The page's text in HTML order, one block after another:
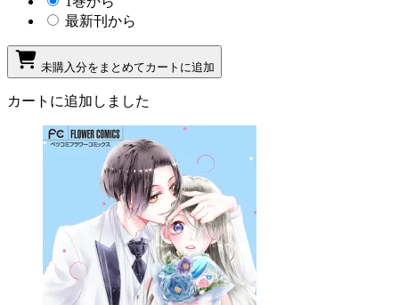
最新刊から
未購入分をまとめてカートに追加
カートに追加しました